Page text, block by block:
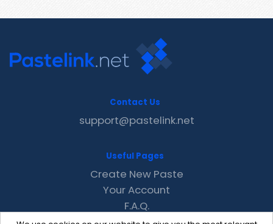
Contact Us
support@pastelink.net
Useful Pages
Create New Paste
Your Account
F.A.Q.